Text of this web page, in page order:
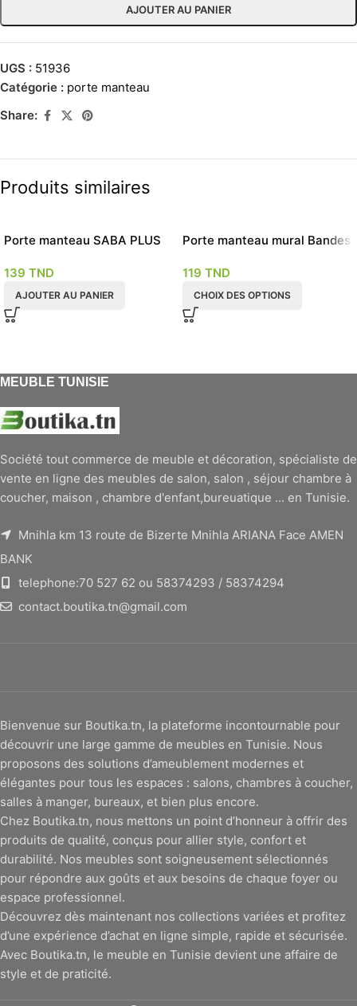
AJOUTER AU PANIER
UGS : 51936
Catégorie : porte manteau
Share:
Produits similaires
Porte manteau SABA PLUS
139 TND
AJOUTER AU PANIER
Porte manteau mural Bandes
119 TND
CHOIX DES OPTIONS
MEUBLE TUNISIE
Société tout commerce de meuble et décoration, spécialiste de
vente en ligne des meubles de salon, salon , séjour chambre à
coucher, maison , chambre d'enfant,bureuatique ... en Tunisie.
Mnihla km 13 route de Bizerte Mnihla ARIANA Face AMEN
BANK
telephone:70 527 62 ou 58374293 / 58374294
contact.boutika.tn@gmail.com
Bienvenue sur Boutika.tn, la plateforme incontournable pour
découvrir une large gamme de meubles en Tunisie. Nous
proposons des solutions d’ameublement modernes et
élégantes pour tous les espaces : salons, chambres à coucher,
salles à manger, bureaux, et bien plus encore.
Chez Boutika.tn, nous mettons un point d’honneur à offrir des
produits de qualité, conçus pour allier style, confort et
durabilité. Nos meubles sont soigneusement sélectionnés
pour répondre aux goûts et aux besoins de chaque foyer ou
espace professionnel.
Découvrez dès maintenant nos collections variées et profitez
d’une expérience d’achat en ligne simple, rapide et sécurisée.
Avec Boutika.tn, le meuble en Tunisie devient une affaire de
style et de praticité.